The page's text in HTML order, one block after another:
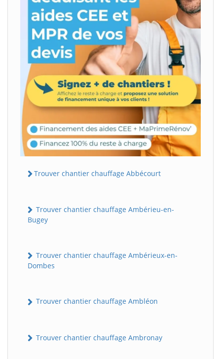
Trouver chantier chauffage Abbécourt
Trouver chantier chauffage Ambérieu-en-
Bugey
Trouver chantier chauffage Ambérieux-en-
Dombes
Trouver chantier chauffage Ambléon
Trouver chantier chauffage Ambronay